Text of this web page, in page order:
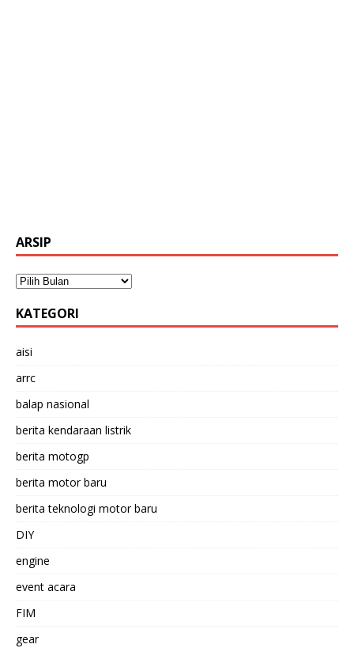
ARSIP
KATEGORI
aisi
arrc
balap nasional
berita kendaraan listrik
berita motogp
berita motor baru
berita teknologi motor baru
DIY
engine
event acara
FIM
gear